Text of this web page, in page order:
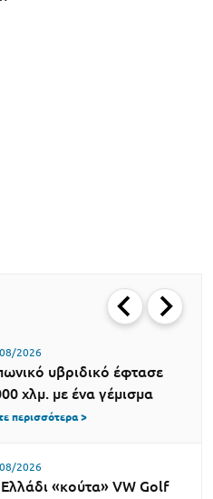
2026
υβριδικό έφτασε
χλμ. με ένα γέμισμα
περισσότερα >
2026
«κούτα» VW Golf